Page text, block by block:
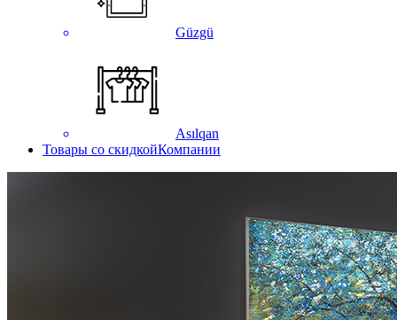
Güzgü
Asılqan
Товары со скидкойКомпании